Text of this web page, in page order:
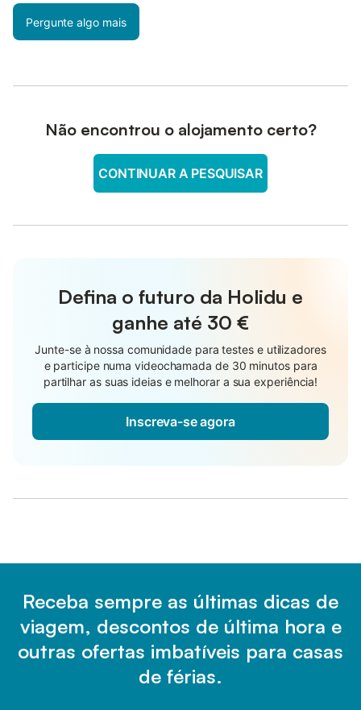
Pergunte algo mais
Não encontrou o alojamento certo?
CONTINUAR A PESQUISAR
Defina o futuro da Holidu e
ganhe até 30 €
Junte-se à nossa comunidade para testes e utilizadores
e participe numa videochamada de 30 minutos para
partilhar as suas ideias e melhorar a sua experiência!
Inscreva-se agora
Receba sempre as últimas dicas de
viagem, descontos de última hora e
outras ofertas imbatíveis para casas
de férias.